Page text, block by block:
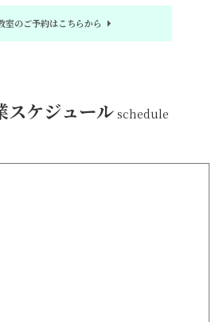
室のご予約はこちらから
スケジュール schedule